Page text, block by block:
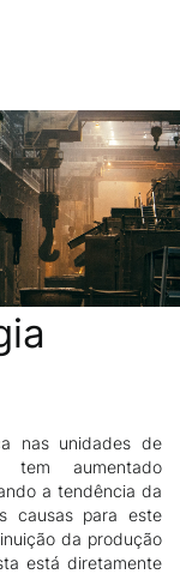
nas unidades de
aumentado
a tendência da
causas para este
da produção
está diretamente